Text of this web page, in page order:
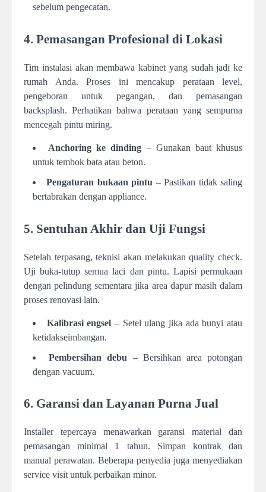
sebelum pengecatan.
4. Pemasangan Profesional di Lokasi
Tim instalasi akan membawa kabinet yang sudah jadi ke
rumah Anda. Proses ini mencakup perataan level,
pengeboran untuk pegangan, dan pemasangan
backsplash. Perhatikan bahwa perataan yang sempurna
mencegah pintu miring.
Anchoring ke dinding – Gunakan baut khusus
untuk tembok bata atau beton.
Pengaturan bukaan pintu – Pastikan tidak saling
bertabrakan dengan appliance.
5. Sentuhan Akhir dan Uji Fungsi
Setelah terpasang, teknisi akan melakukan quality check.
Uji buka-tutup semua laci dan pintu. Lapisi permukaan
dengan pelindung sementara jika area dapur masih dalam
proses renovasi lain.
Kalibrasi engsel – Setel ulang jika ada bunyi atau
ketidakseimbangan.
Pembersihan debu – Bersihkan area potongan
dengan vacuum.
6. Garansi dan Layanan Purna Jual
Installer tepercaya menawarkan garansi material dan
pemasangan minimal 1 tahun. Simpan kontrak dan
manual perawatan. Beberapa penyedia juga menyediakan
service visit untuk perbaikan minor.